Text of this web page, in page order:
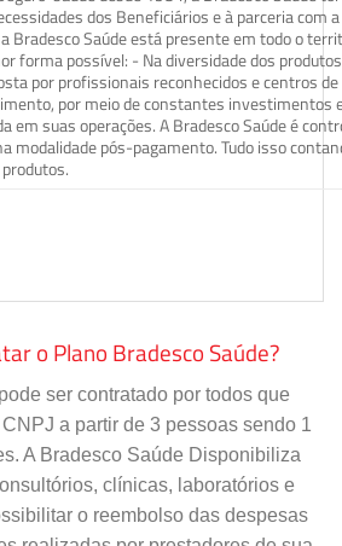
dos Beneficiários e à parceria com
Bradesco Saúde está presente em todo o
forma possível: - Na diversidade dos
por profissionais reconhecidos e centros
por meio de constantes investimentos
em suas operações. A Bradesco Saúde é
modalidade pós-pagamento. Tudo isso
o Plano Bradesco Saúde?
ser contratado por todos que
a partir de 3 pessoas sendo 1
A Bradesco Saúde Disponibiliza
clínicas, laboratórios e
o reembolso das despesas